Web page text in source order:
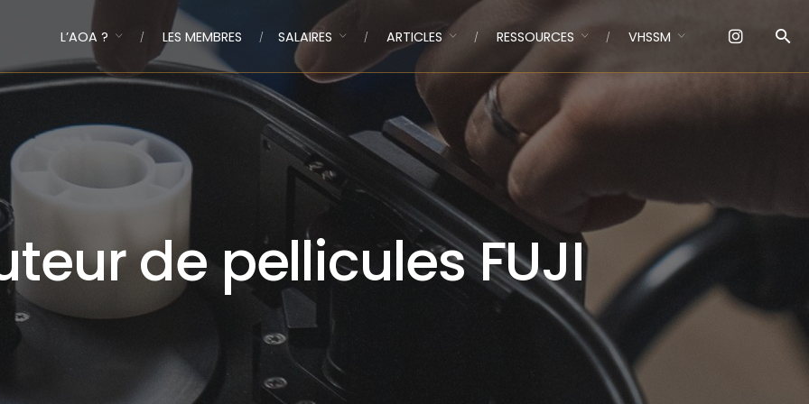
L’AOA ? LES MEMBRES SALAIRES ARTICLES RESSOURCES VHSSM
de pellicules FUJI